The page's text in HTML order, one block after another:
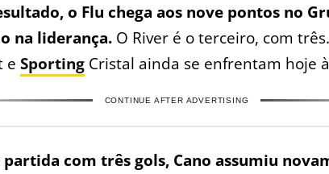
o Flu chega aos nove pontos no
na liderança. O River é o terceiro, com
e Sporting Cristal ainda se enfrentam hoje
CONTINUE AFTER ADVERTISING
com três gols, Cano assumiu